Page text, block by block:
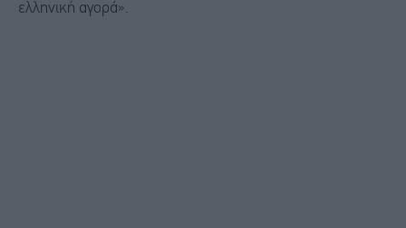
ελληνική αγορά».